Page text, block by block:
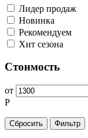
Лидер продаж
Новинка
Рекомендуем
Хит сезона
Стоимость
от
Р